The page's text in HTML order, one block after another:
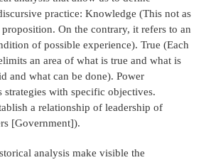
practice: Knowledge (This not as
On the contrary, it refers to an
of possible experience). True (Each
an area of ​​what is true and what is
and what can be done). Power
with specific objectives.
a relationship of leadership of
[Government]).
analysis make visible the